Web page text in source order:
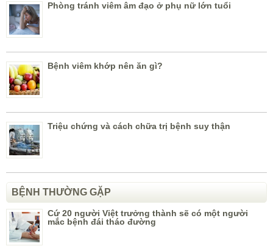
Phòng tránh viêm âm đạo ở phụ nữ lớn tuổi
Bệnh viêm khớp nên ăn gì?
Triệu chứng và cách chữa trị bệnh suy thận
BỆNH THƯỜNG GẶP
Cứ 20 người Việt trưởng thành sẽ có một người
mắc bệnh đái tháo đường